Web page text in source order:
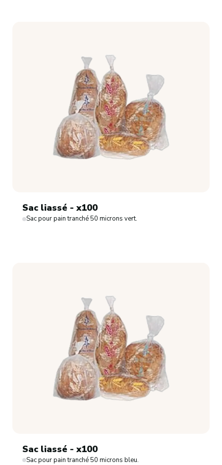
Sac liassé - x100
Sac pour pain tranché 50 microns vert.
Sac liassé - x100
Sac pour pain tranché 50 microns bleu.